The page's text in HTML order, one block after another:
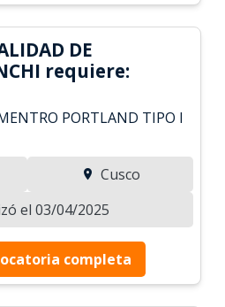
DE
requiere:
PORTLAND TIPO I
Cusco
el 03/04/2025
completa